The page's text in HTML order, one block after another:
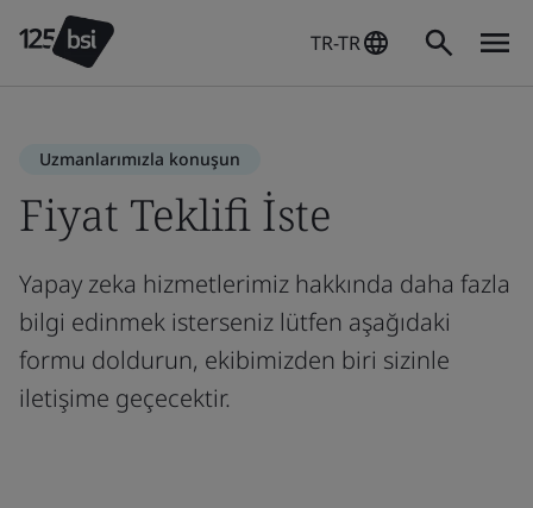
TR-TR
Uzmanlarımızla konuşun
Fiyat Teklifi İste
Yapay zeka hizmetlerimiz hakkında daha fazla
bilgi edinmek isterseniz lütfen aşağıdaki
formu doldurun, ekibimizden biri sizinle
iletişime geçecektir.